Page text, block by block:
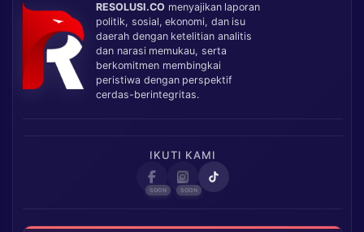
RESOLUSI.CO menyajikan laporan
politik, sosial, ekonomi, dan isu
daerah dengan ketelitian analitis
dan narasi memukau, serta
berkomitmen membingkai
peristiwa dengan perspektif
cerdas-berintegritas.
IKUTI KAMI